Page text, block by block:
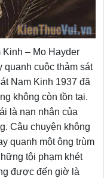
Kinh – Mo Hayder
quanh cuộc thảm sát
Nam Kinh 1937 đã
không còn tồn tại.
là nạn nhân của
Câu chuyện không
quanh một ông trùm
tội phạm khét
được đến giờ là